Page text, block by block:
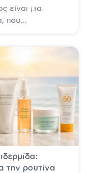
είναι μια
που...
την ρουτίνα